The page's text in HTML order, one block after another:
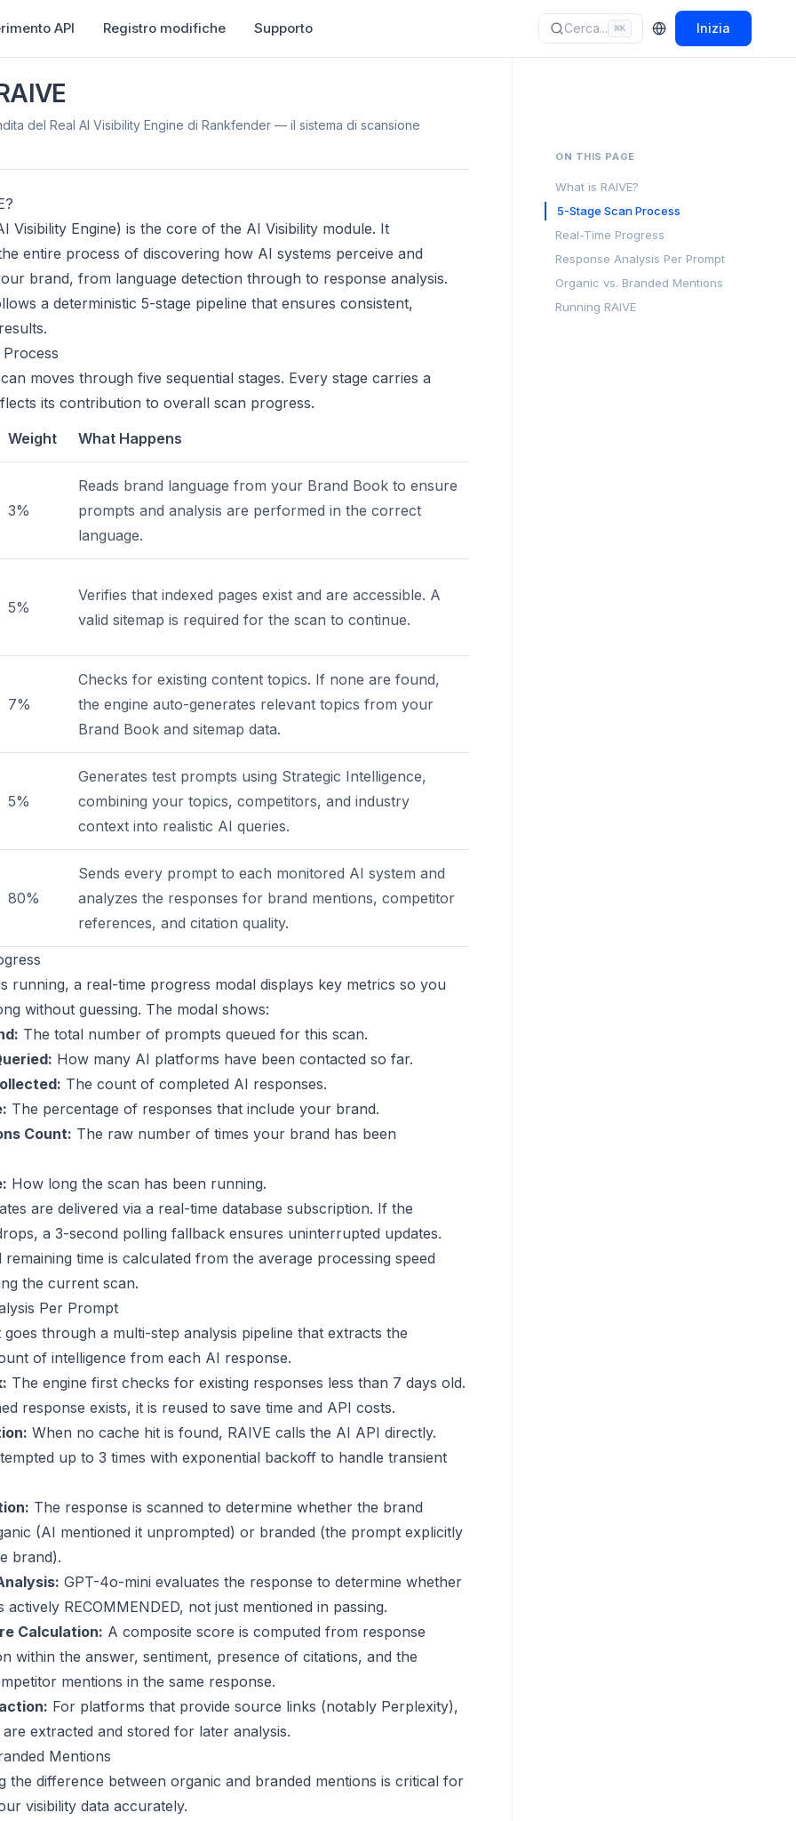
API Registro modifiche Supporto Cerca... ⌘K Inizia
del Real AI Visibility Engine di Rankfender — il sistema di scansione
Visibility Engine) is the core of the AI Visibility module. It
entire process of discovering how AI systems perceive and
brand, from language detection through to response analysis.
a deterministic 5-stage pipeline that ensures consistent,
moves through five sequential stages. Every stage carries a
its contribution to overall scan progress.
Weight What Happens
3%
Reads brand language from your Brand Book to ensure
prompts and analysis are performed in the correct
language.
5%
Verifies that indexed pages exist and are accessible. A
valid sitemap is required for the scan to continue.
7%
Checks for existing content topics. If none are found,
the engine auto-generates relevant topics from your
Brand Book and sitemap data.
5%
Generates test prompts using Strategic Intelligence,
combining your topics, competitors, and industry
context into realistic AI queries.
80%
Sends every prompt to each monitored AI system and
analyzes the responses for brand mentions, competitor
references, and citation quality.
running, a real-time progress modal displays key metrics so you
without guessing. The modal shows:
The total number of prompts queued for this scan.
How many AI platforms have been contacted so far.
The count of completed AI responses.
The percentage of responses that include your brand.
Count: The raw number of times your brand has been
How long the scan has been running.
are delivered via a real-time database subscription. If the
a 3-second polling fallback ensures uninterrupted updates.
remaining time is calculated from the average processing speed
the current scan.
Per Prompt
through a multi-step analysis pipeline that extracts the
of intelligence from each AI response.
The engine first checks for existing responses less than 7 days old.
response exists, it is reused to save time and API costs.
When no cache hit is found, RAIVE calls the AI API directly.
up to 3 times with exponential backoff to handle transient
The response is scanned to determine whether the brand
(AI mentioned it unprompted) or branded (the prompt explicitly
brand).
GPT-4o-mini evaluates the response to determine whether
actively RECOMMENDED, not just mentioned in passing.
Calculation: A composite score is computed from response
within the answer, sentiment, presence of citations, and the
mentions in the same response.
For platforms that provide source links (notably Perplexity),
are extracted and stored for later analysis.
Mentions
the difference between organic and branded mentions is critical for
visibility data accurately.
ON THIS PAGE
What is RAIVE?
5-Stage Scan Process
Real-Time Progress
Response Analysis Per Prompt
Organic vs. Branded Mentions
Running RAIVE